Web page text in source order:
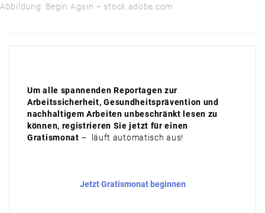
Abbildung: Begin Again – stock.adobe.com
Um alle spannenden Reportagen zur
Arbeitssicherheit, Gesundheitsprävention und
nachhaltigem Arbeiten unbeschränkt lesen zu
können, registrieren Sie jetzt für einen
Gratismonat – läuft automatisch aus!
Jetzt Gratismonat beginnen